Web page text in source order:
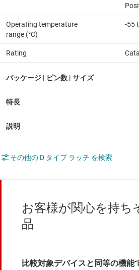
Operating temperature
range (°C)
-55
Rating
その他の D タイプ ラッチ を検索
お客様が関心を持ち
品
比較対象デバイスと同等の機能